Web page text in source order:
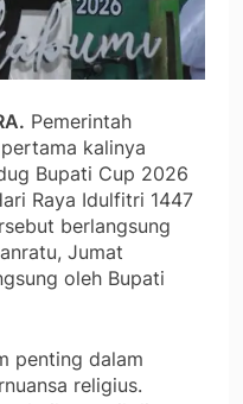
Pemerintah
kalinya
Bupati Cup 2026
Raya Idulfitri 1447
berlangsung
Jumat
oleh Bupati
penting dalam
religius.